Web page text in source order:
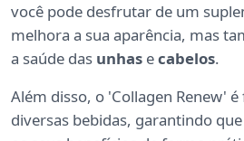
você pode desfrutar de um
melhora a sua aparência, mas
a saúde das unhas ecabelos.
Além disso, o 'Collagen Renew'
diversas bebidas, garantindo